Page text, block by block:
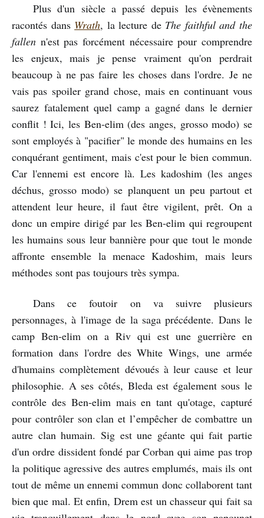
Plus d'un siècle a passé depuis les évènements
racontés dans Wrath, la lecture de The faithful and the
fallen n'est pas forcément nécessaire pour comprendre
les enjeux, mais je pense vraiment qu'on perdrait
beaucoup à ne pas faire les choses dans l'ordre. Je ne
vais pas spoiler grand chose, mais en continuant vous
saurez fatalement quel camp a gagné dans le dernier
conflit ! Ici, les Ben-elim (des anges, grosso modo) se
sont employés à "pacifier" le monde des humains en les
conquérant gentiment, mais c'est pour le bien commun.
Car l'ennemi est encore là. Les kadoshim (les anges
déchus, grosso modo) se planquent un peu partout et
attendent leur heure, il faut être vigilent, prêt. On a
donc un empire dirigé par les Ben-elim qui regroupent
les humains sous leur bannière pour que tout le monde
affronte ensemble la menace Kadoshim, mais leurs
méthodes sont pas toujours très sympa.
Dans ce foutoir on va suivre plusieurs
personnages, à l'image de la saga précédente. Dans le
camp Ben-elim on a Riv qui est une guerrière en
formation dans l'ordre des White Wings, une armée
d'humains complètement dévoués à leur cause et leur
philosophie. A ses côtés, Bleda est également sous le
contrôle des Ben-elim mais en tant qu'otage, capturé
pour contrôler son clan et l’empêcher de combattre un
autre clan humain. Sig est une géante qui fait partie
d'un ordre dissident fondé par Corban qui aime pas trop
la politique agressive des autres emplumés, mais ils ont
tout de même un ennemi commun donc collaborent tant
bien que mal. Et enfin, Drem est un chasseur qui fait sa